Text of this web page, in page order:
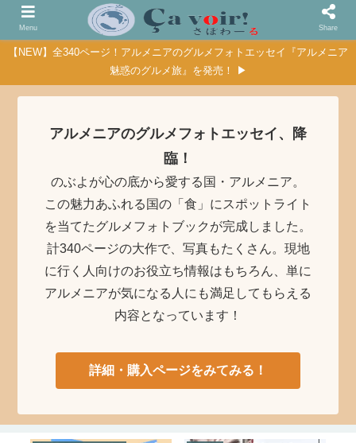
【NEW】全340ページ！アルメニアのグルメフォトエッセイ『アルメニア
魅惑のグルメ旅』を発売！ ▶
アルメニアのグルメフォトエッセイ、降
臨！
のぶよが心の底から愛する国・アルメニア。
この魅力あふれる国の「食」にスポットライト
を当てたグルメフォトブックが完成しました。
計340ページの大作で、写真もたくさん。現地
に行く人向けのお役立ち情報はもちろん、単に
アルメニアが気になる人にも満足してもらえる
内容となっています！
詳細・購入ページをみてみる！
Menu Share